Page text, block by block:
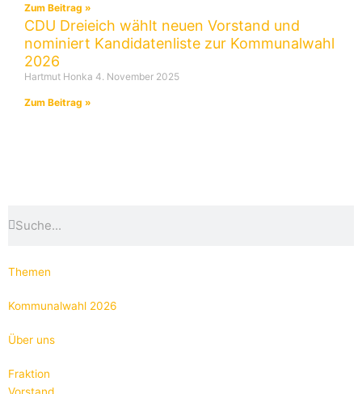
Zum Beitrag »
CDU Dreieich wählt neuen Vorstand und
nominiert Kandidatenliste zur Kommunalwahl
2026
Hartmut Honka 4. November 2025
Zum Beitrag »
Themen
Kommunalwahl 2026
Über uns
Fraktion
Vorstand